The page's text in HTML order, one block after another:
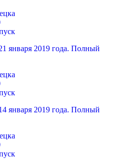
января 2019 года. Полный
января 2019 года. Полный